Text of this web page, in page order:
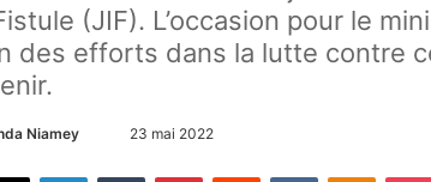
(JIF). L’occasion pour le
des efforts dans la lutte contre
Niamey 23 mai 2022